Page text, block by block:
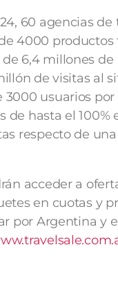
60 agencias de
4000 productos
6,4 millones de
de visitas al
3000 usuarios
de hasta el 100%
respecto de
acceder a
en cuotas y
por Argentina y